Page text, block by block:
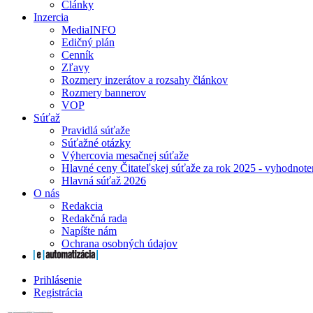
Články
Inzercia
MediaINFO
Edičný plán
Cenník
Zľavy
Rozmery inzerátov a rozsahy článkov
Rozmery bannerov
VOP
Súťaž
Pravidlá súťaže
Súťažné otázky
Výhercovia mesačnej súťaže
Hlavné ceny Čitateľskej súťaže za rok 2025 -
Hlavná súťaž 2026
O nás
Redakcia
Redakčná rada
Napíšte nám
Ochrana osobných údajov
Prihlásenie
Registrácia